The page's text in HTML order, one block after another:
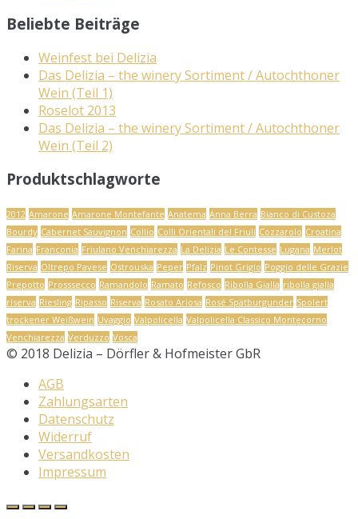
Beliebte Beiträge
Weinfest bei Delizia
Das Delizia – the winery Sortiment / Autochthoner
Wein (Teil 1)
Roselot 2013
Das Delizia – the winery Sortiment / Autochthoner
Wein (Teil 2)
Produktschlagworte
2012 Amarone Amarone Montefante Anatema Anna Berra Bianco di Custoza
Bourdy Cabernet Sauvignon Collio Colli Orientali del Friuli Cozzarolo Croatina
Farina Franconia Friulano Venchiarezza La Delizia Le Contesse Lugana Merlot
Riserva Oltrepo Pavese Ostrouska Peper Pfalz Pinot Grigio Poggio delle Grazie
Prepotto Prosssecco Ramandolo Ramato Refosco Ribolla Gialla ribolla gialla
riserva Riesling Ripasso Riserva Rosato Ariosa Rosé Spätburgunder Spolert
trockener Weißwein Uvaggio Valpolicella Valpolicella Classico Montecorno
Venchiarezza Verduzzo Vosca
© 2018 Delizia – Dörfler & Hofmeister GbR
AGB
Zahlungsarten
Datenschutz
Widerruf
Versandkosten
Impressum